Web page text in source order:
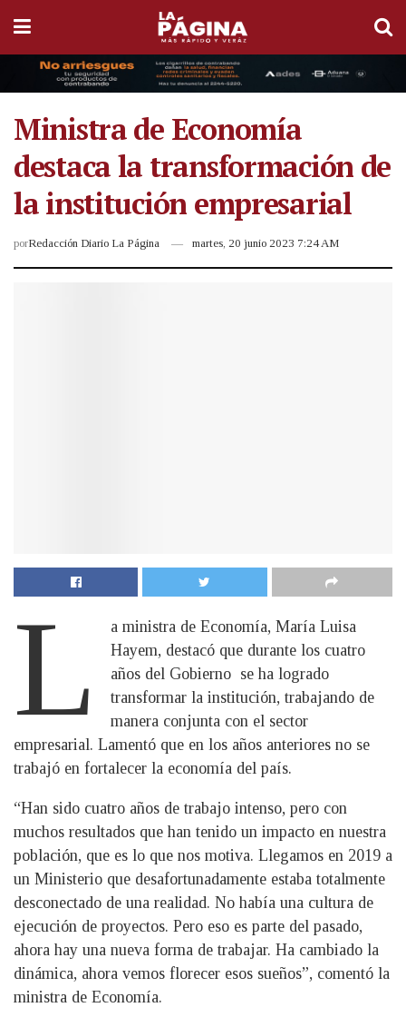
Ministra de Economía
destaca la transformación de
la institución empresarial
porRedacción Diario La Página martes, 20 junio 2023 7:24 AM
L
a ministra de Economía, María Luisa
Hayem, destacó que durante los cuatro
años del Gobierno se ha logrado
transformar la institución, trabajando de
manera conjunta con el sector
empresarial. Lamentó que en los años anteriores no se
trabajó en fortalecer la economía del país.
“Han sido cuatro años de trabajo intenso, pero con
muchos resultados que han tenido un impacto en nuestra
población, que es lo que nos motiva. Llegamos en 2019 a
un Ministerio que desafortunadamente estaba totalmente
desconectado de una realidad. No había una cultura de
ejecución de proyectos. Pero eso es parte del pasado,
ahora hay una nueva forma de trabajar. Ha cambiado la
dinámica, ahora vemos florecer esos sueños”, comentó la
ministra de Economía.